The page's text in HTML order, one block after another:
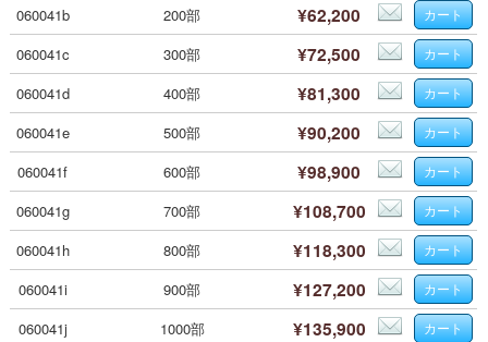
060041b 200部 ¥62,200
060041c 300部 ¥72,500
060041d 400部 ¥81,300
060041e 500部 ¥90,200
060041f 600部 ¥98,900
060041g 700部 ¥108,700
060041h 800部 ¥118,300
060041i 900部 ¥127,200
060041j 1000部 ¥135,900